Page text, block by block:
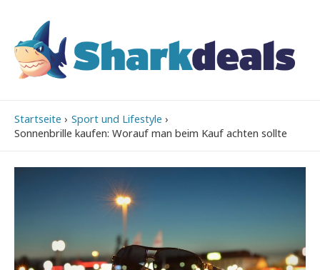
Startseite
Sport und Lifestyle
Sonnenbrille kaufen: Worauf man beim Kauf achten sollte